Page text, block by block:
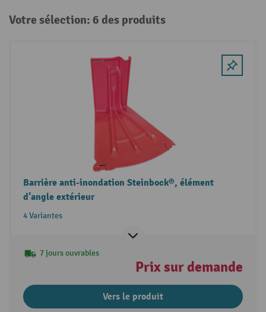
Votre sélection: 6 des produits
Barrière anti-inondation Steinbock®, élément
d’angle extérieur
4 Variantes
7 jours ouvrables
Prix sur demande
Vers le produit